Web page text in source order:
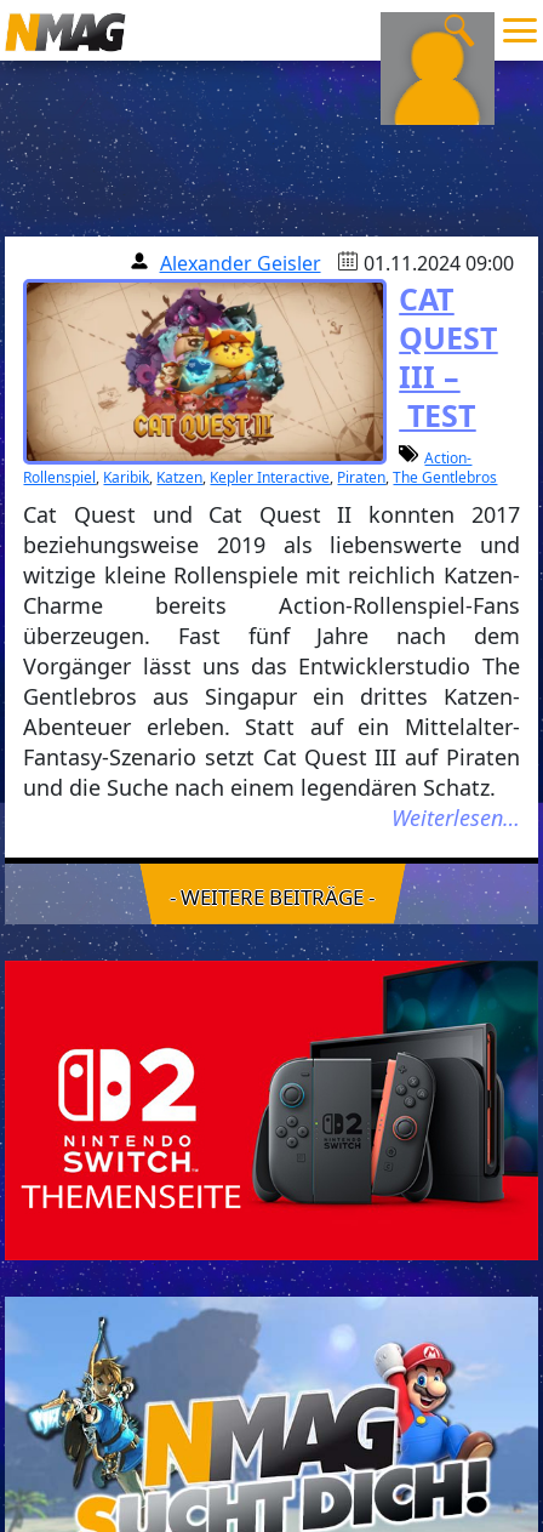
Alexander Geisler 01.11.2024 09:00
CAT
QUEST
III –
TEST
Action-
Rollenspiel, Karibik, Katzen, Kepler Interactive, Piraten,The Gentlebros
Cat Quest und Cat Quest II konnten 2017
beziehungsweise 2019 als liebenswerte und
witzige kleine Rollenspiele mit reichlich Katzen-
Charme bereits Action-Rollenspiel-Fans
überzeugen. Fast fünf Jahre nach dem
Vorgänger lässt uns das Entwicklerstudio The
Gentlebros aus Singapur ein drittes Katzen-
Abenteuer erleben. Statt auf ein Mittelalter-
Fantasy-Szenario setzt Cat Quest III auf Piraten
und die Suche nach einem legendären Schatz.
Weiterlesen…
- WEITERE BEITRÄGE -